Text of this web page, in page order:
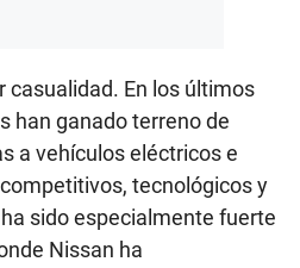
casualidad. En los últimos
han ganado terreno de
a vehículos eléctricos e
tecnológicos y
sido especialmente fuerte
Nissan ha